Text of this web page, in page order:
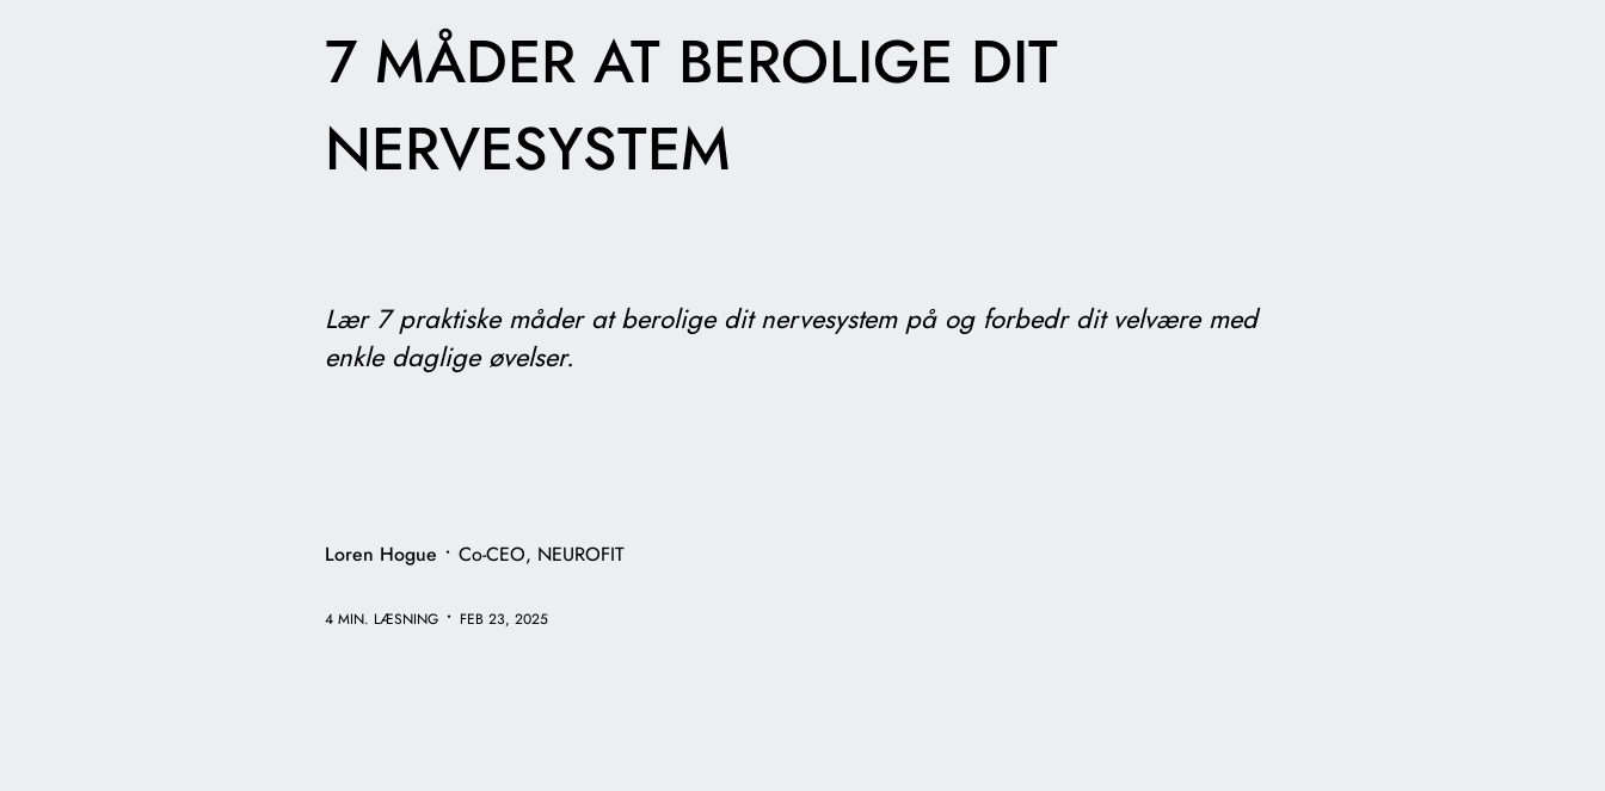
7 MÅDER AT BEROLIGE DIT
NERVESYSTEM
Lær 7 praktiske måder at berolige dit nervesystem på og forbedr dit velvære med
enkle daglige øvelser.
Loren Hogue • Co-CEO, NEUROFIT
4 MIN. LÆSNING • FEB 23, 2025